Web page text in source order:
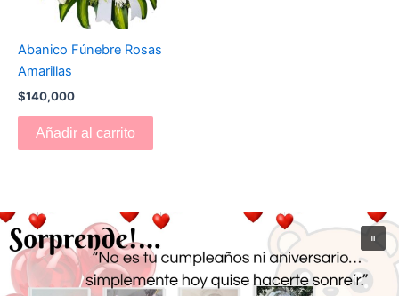
Abanico Fúnebre Rosas
Amarillas
$140,000
Añadir al carrito